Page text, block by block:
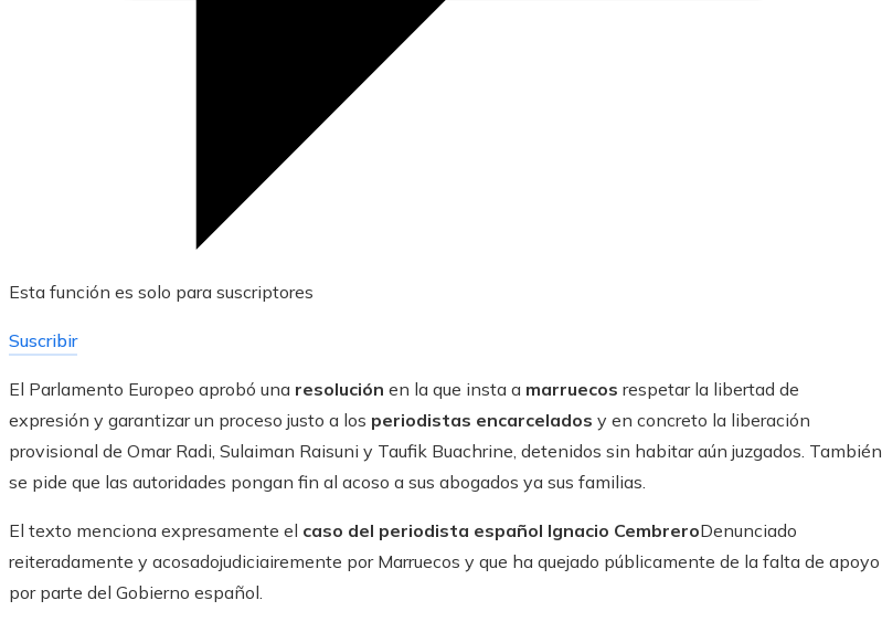
Esta función es solo para suscriptores
Suscribir
El Parlamento Europeo aprobó una resolución en la que insta a marruecos respetar la libertad de
expresión y garantizar un proceso justo a los periodistas encarcelados y en concreto la liberación
provisional de Omar Radi, Sulaiman Raisuni y Taufik Buachrine, detenidos sin habitar aún juzgados. También
se pide que las autoridades pongan fin al acoso a sus abogados ya sus familias.
El texto menciona expresamente el caso del periodista español Ignacio CembreroDenunciado
reiteradamente y acosadojudiciairemente por Marruecos y que ha quejado públicamente de la falta de apoyo
por parte del Gobierno español.